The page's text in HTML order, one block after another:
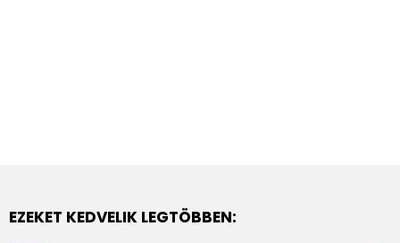
EZEKET KEDVELIK LEGTÖBBEN: